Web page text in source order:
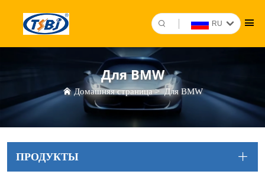
RU
Для BMW
Домашняя страница>Для BMW
ПРОДУКТЫ